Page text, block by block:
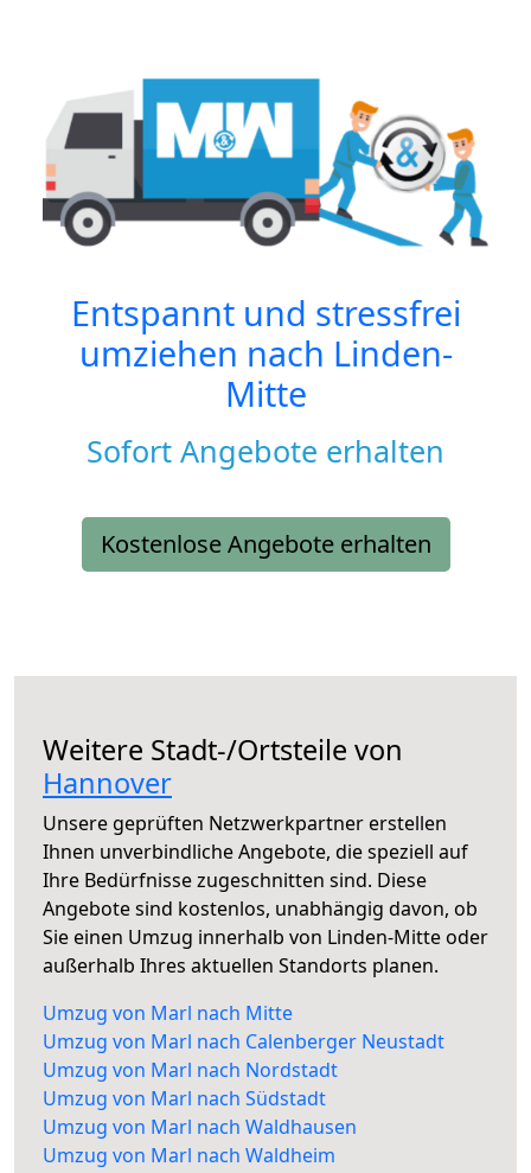
Entspannt und stressfrei
umziehen nach Linden-
Mitte
Sofort Angebote erhalten
Kostenlose Angebote erhalten
Weitere Stadt-/Ortsteile von
Hannover
Unsere geprüften Netzwerkpartner erstellen
Ihnen unverbindliche Angebote, die speziell auf
Ihre Bedürfnisse zugeschnitten sind. Diese
Angebote sind kostenlos, unabhängig davon, ob
Sie einen Umzug innerhalb von Linden-Mitte oder
außerhalb Ihres aktuellen Standorts planen.
Umzug von Marl nach Mitte
Umzug von Marl nach Calenberger Neustadt
Umzug von Marl nach Nordstadt
Umzug von Marl nach Südstadt
Umzug von Marl nach Waldhausen
Umzug von Marl nach Waldheim